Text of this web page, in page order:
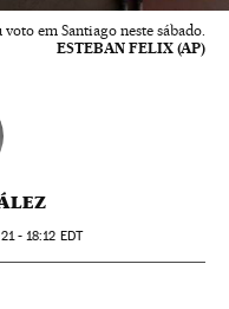
em Santiago neste sábado.
ESTEBAN FELIX (AP)
- 18:12 EDT